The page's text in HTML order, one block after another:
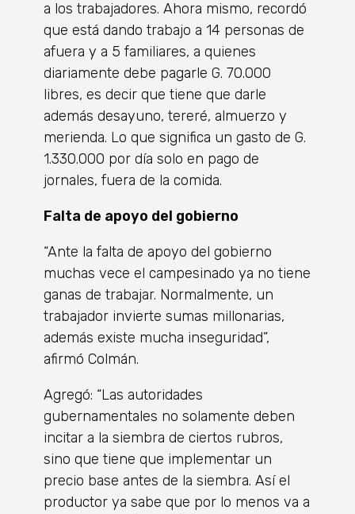
a los trabajadores. Ahora mismo, recordó
que está dando trabajo a 14 personas de
afuera y a 5 familiares, a quienes
diariamente debe pagarle G. 70.000
libres, es decir que tiene que darle
además desayuno, tereré, almuerzo y
merienda. Lo que significa un gasto de G.
1.330.000 por día solo en pago de
jornales, fuera de la comida.
Falta de apoyo del gobierno
“Ante la falta de apoyo del gobierno
muchas vece el campesinado ya no tiene
ganas de trabajar. Normalmente, un
trabajador invierte sumas millonarias,
además existe mucha inseguridad”,
afirmó Colmán.
Agregó: “Las autoridades
gubernamentales no solamente deben
incitar a la siembra de ciertos rubros,
sino que tiene que implementar un
precio base antes de la siembra. Así el
productor ya sabe que por lo menos va a